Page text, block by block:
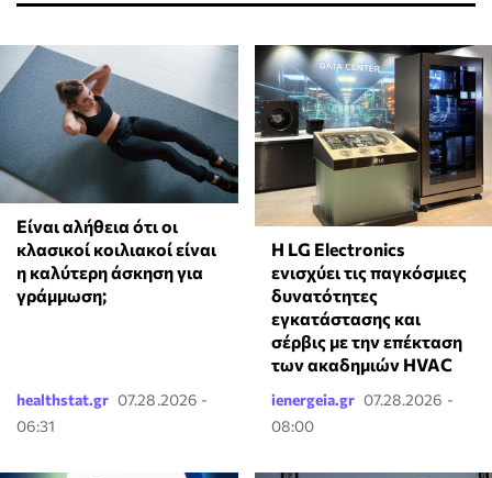
Είναι αλήθεια ότι οι
κλασικοί κοιλιακοί είναι
η καλύτερη άσκηση για
γράμμωση;
healthstat.gr 07.28.2026 -
06:31
Η LG Electronics
ενισχύει τις παγκόσμιες
δυνατότητες
εγκατάστασης και
σέρβις με την επέκταση
των ακαδημιών HVAC
ienergeia.gr 07.28.2026 -
08:00